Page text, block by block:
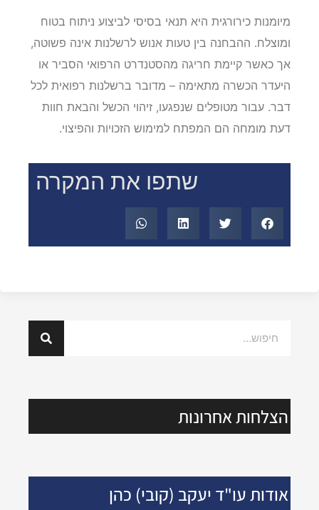
מיומנות כירורגית היא תנאי בסיסי לביצוע ניתוח בטוח
ומוצלח. ההבחנה בין טעות אנוש לרשלנות אינה פשוטה,
אך כאשר קיימת חריגה מהסטנדרט הרפואי הסביר או
היעדר הכשרה מתאימה – מדובר ברשלנות רפואית לכל
דבר. עבור מטופלים שנפגעו, זיהוי הכשל והבאת חוות
דעת מומחה הם המפתח למימוש הזכויות והפיצוי.
שתפו את המקרה
הצלחות אחרונות
אודות עו"ד יעקב (קובי) כהן